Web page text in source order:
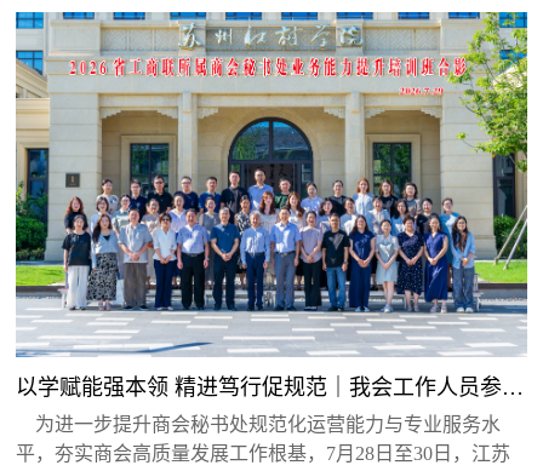
以学赋能强本领 精进笃行促规范｜我会工作人员参加省工商联商会业务能力提升培训...
为进一步提升商会秘书处规范化运营能力与专业服务水
平，夯实商会高质量发展工作根基，7月28日至30日，江苏